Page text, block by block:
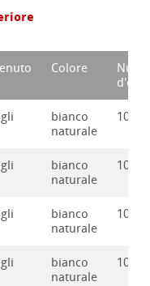
Colore
bianco
naturale
bianco
naturale
bianco
naturale
bianco
naturale